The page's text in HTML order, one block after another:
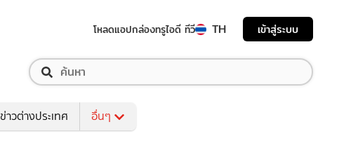
โหลดแอปกล่องทรูไอดี ทีวี TH เข้าสู่ระบบ
ข่าวต่างประเทศ อื่นๆ